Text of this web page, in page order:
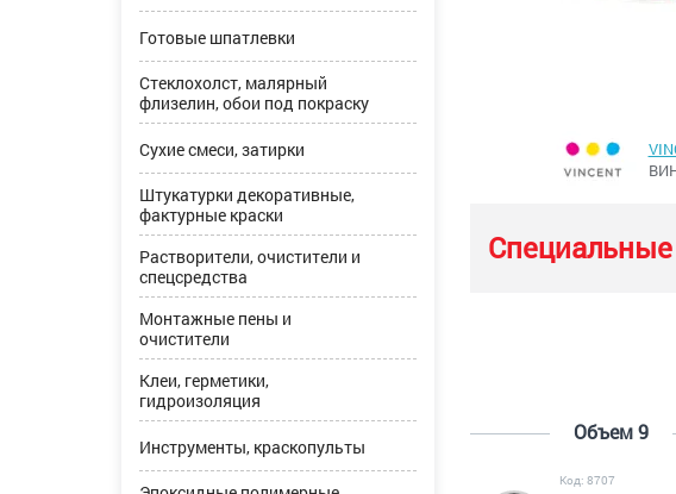
Готовые шпатлевки
Стеклохолст, малярный
флизелин, обои под покраску
Сухие смеси, затирки
Штукатурки декоративные,
фактурные краски
Растворители, очистители и
спецсредства
Монтажные пены и
очистители
Клеи, герметики,
гидроизоляция
Инструменты, краскопульты
Объем 9
Код: 8707